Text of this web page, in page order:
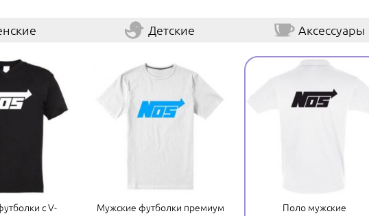
Детские Аксессуары
с V-
Мужские футболки премиум Поло мужские